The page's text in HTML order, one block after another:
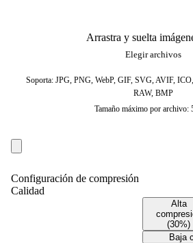
Arrastra y suelta
Elegir archivos
Soporta: JPG, PNG, WebP, GIF, SVG, AVIF,
RAW, BMP
Tamaño máximo por archivo:
Configuración de compresión
Calidad
Alta
(30%)
Baja